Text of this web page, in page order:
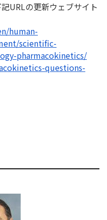
URLの更新ウェブサイト
human-
scientific-
pharmacokinetics/
questions-